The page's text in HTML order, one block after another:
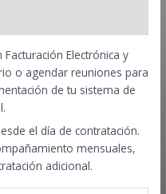
Electrónica y
o agendar reuniones para
de tu sistema de
el día de contratación.
mensuales,
adicional.